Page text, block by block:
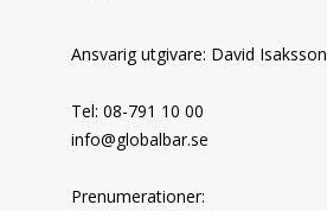
Ansvarig utgivare: David Isaksson
Tel: 08-791 10 00
info@globalbar.se
Prenumerationer: